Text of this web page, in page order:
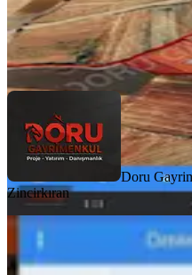
Doru GayrimenkulMurat
Ara
Doru
Zincirkıran
Mrs